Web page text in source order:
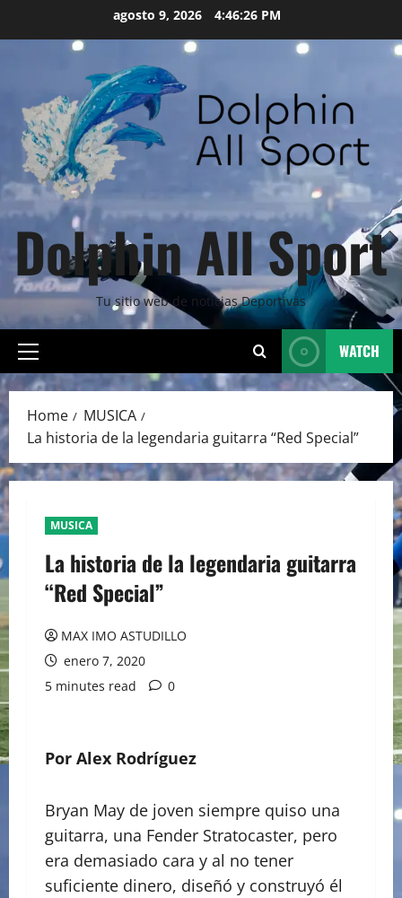
agosto 9, 2026 4:46:28 PM
Dolphin All Sport
Tu sitio web de noticias Deportivas
Primary
Menu
WATCH
Home
MUSICA
La historia de la legendaria guitarra “Red Special”
MUSICA
La historia de la legendaria guitarra
“Red Special”
MAX IMO ASTUDILLO
enero 7, 2020
5 minutes read
0
Por Alex Rodríguez
Bryan May de joven siempre quiso una
guitarra, una Fender Stratocaster, pero
era demasiado cara y al no tener
suficiente dinero, diseñó y construyó él